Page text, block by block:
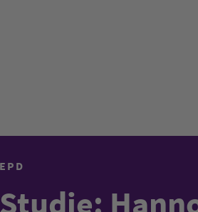
EPD
Studie: